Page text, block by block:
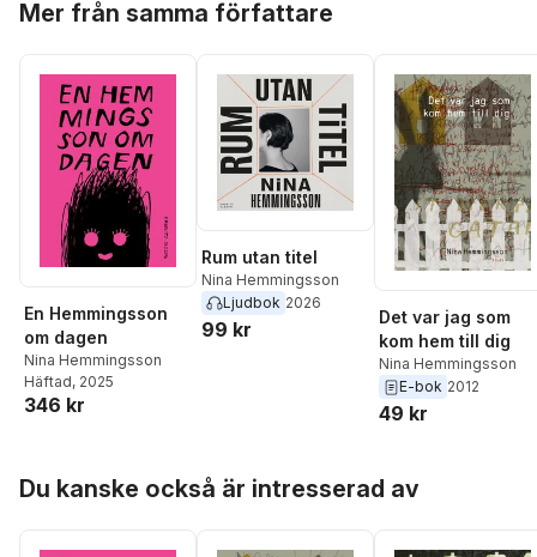
Mer från samma författare
En Hemmingsson
om dagen
Nina Hemmingsson
Häftad, 2025
346 kr
Rum utan titel
Nina Hemmingsson
Ljudbok 2026
99 kr
Det var jag som
kom hem till dig
Nina Hemmingsson
E-bok 2012
49 kr
Du kanske också är intresserad av